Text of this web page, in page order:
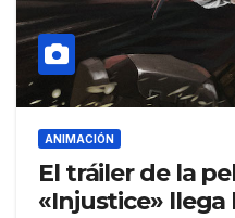
ANIMACIÓN
El tráiler de la
«Injustice» llega